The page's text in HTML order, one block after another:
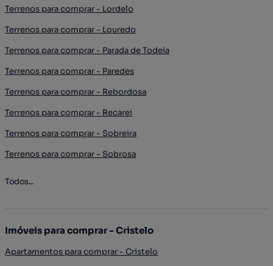
Terrenos para comprar - Lordelo
Terrenos para comprar - Louredo
Terrenos para comprar - Parada de Todeia
Terrenos para comprar - Paredes
Terrenos para comprar - Rebordosa
Terrenos para comprar - Recarei
Terrenos para comprar - Sobreira
Terrenos para comprar - Sobrosa
Todos...
Imóveis para comprar - Cristelo
Apartamentos para comprar - Cristelo